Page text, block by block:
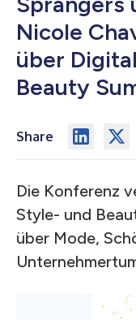
Nicole
über
Beauty
Share
Die Konferenz
Style- und
über Mode,